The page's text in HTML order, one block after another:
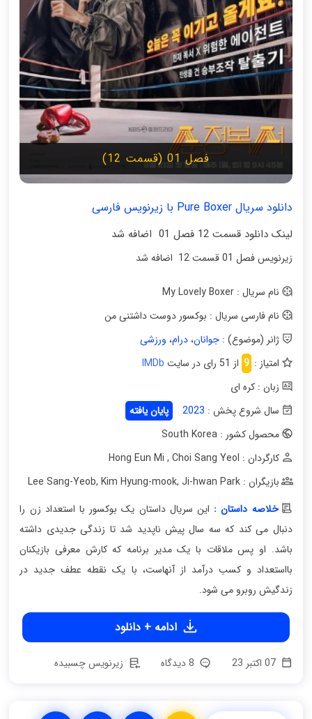
فصل 01 (قسمت 12)
دانلود سریال Pure Boxer با زیرنویس فارسی
لینک دانلود قسمت 12 فصل 01 اضافه شد
زیرنویس فصل 01 قسمت 12 اضافه شد
نام سریال : My Lovely Boxer
نام فارسی سریال : بوکسور دوست داشتنی من
ژانر (موضوع) :جوانان،درام، ورزشی
امتیاز : 9 از 51 رای در سایت
IMDb
زبان : کره ای
سال شروع پخش : 2023
پایان یافته
محصول کشور : South Korea
کارگردان : Hong Eun Mi
, Choi Sang Yeol
بازیگران : Lee Sang-Yeob
, Kim Hyung-mook, Ji-hwan Park
خلاصه داستان : این سریال داستان یک بوکسور با استعداد زن را
دنبال می کند که سه سال پیش ناپدید شد تا زندگی جدیدی داشته
باشد. او پس ملاقات با یک مدیر برنامه که کارش معرفی بازیکنان
بااستعداد و کسب درآمد از آنهاست، با یک نقطه عطف جدید در
زندگیش روبرو می شود.
ادامه + دانلود
07 اکتبر 23 زیرنویس چسبیده